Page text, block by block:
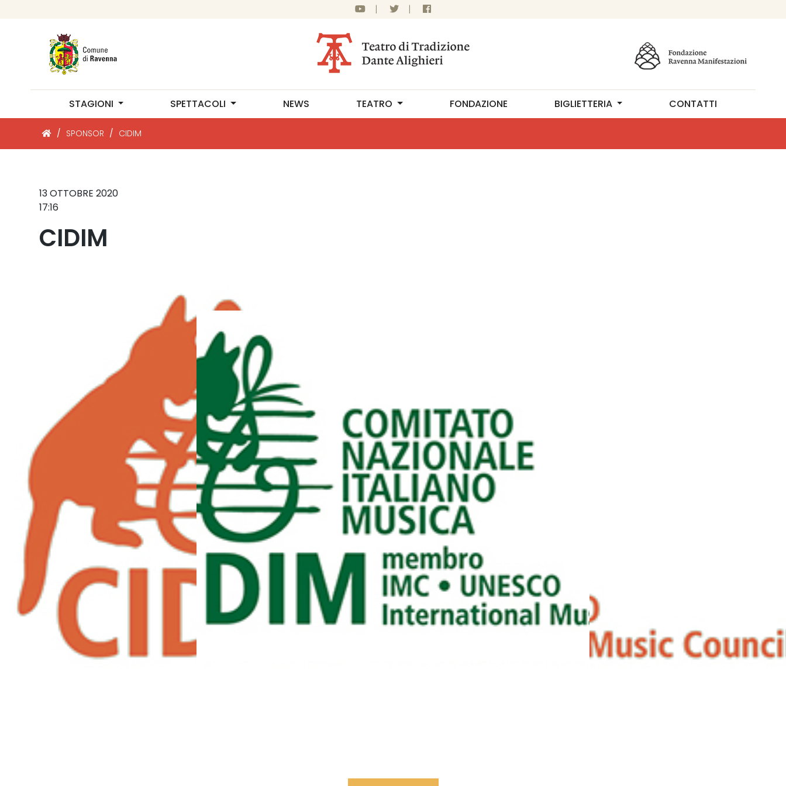
| |
STAGIONI SPETTACOLI NEWS TEATRO FONDAZIONE BIGLIETTERIA CONTATTI
/ SPONSOR / CIDIM
13 OTTOBRE 2020
17:16
CIDIM